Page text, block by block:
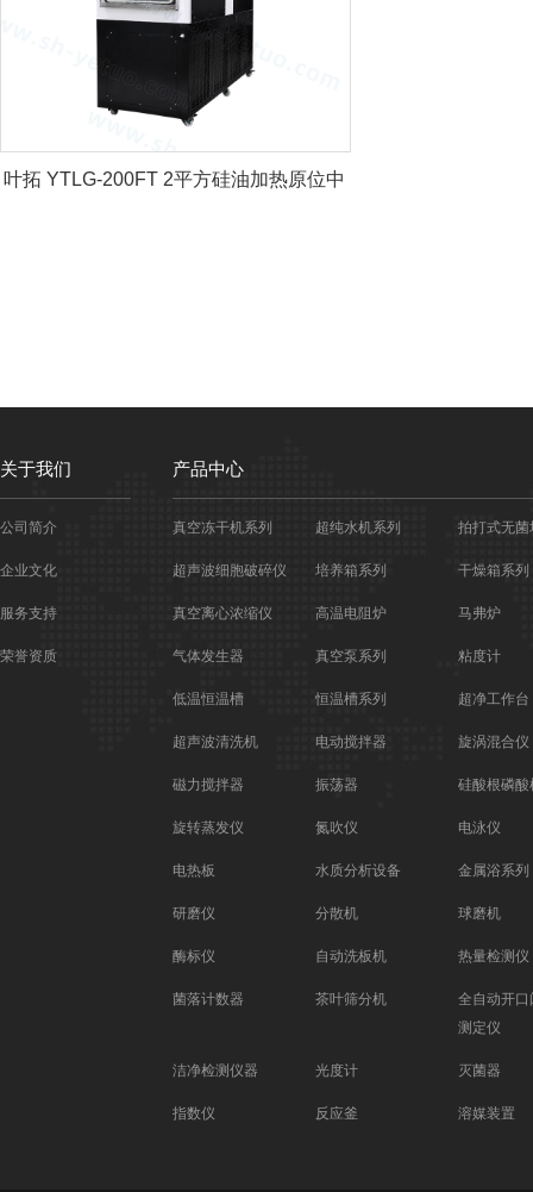
叶拓 YTLG-200FT 2平方硅油加热原位中
关于我们
公司简介
企业文化
服务支持
荣誉资质
产品中心
真空冻干机系列 超纯水机系列 拍打式无菌
超声波细胞破碎仪 培养箱系列 干燥箱系列
真空离心浓缩仪 高温电阻炉 马弗炉
气体发生器 真空泵系列 粘度计
低温恒温槽 恒温槽系列 超净工作台
超声波清洗机 电动搅拌器 旋涡混合仪
磁力搅拌器 振荡器 硅酸根磷酸
旋转蒸发仪 氮吹仪 电泳仪
电热板 水质分析设备 金属浴系列
研磨仪 分散机 球磨机
酶标仪 自动洗板机 热量检测仪
菌落计数器 茶叶筛分机
全自动开口
测定仪
洁净检测仪器 光度计 灭菌器
指数仪 反应釜 溶媒装置